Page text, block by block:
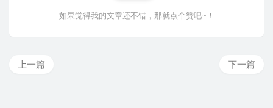
如果觉得我的文章还不错，那就点个赞吧~！
下一篇
上一篇